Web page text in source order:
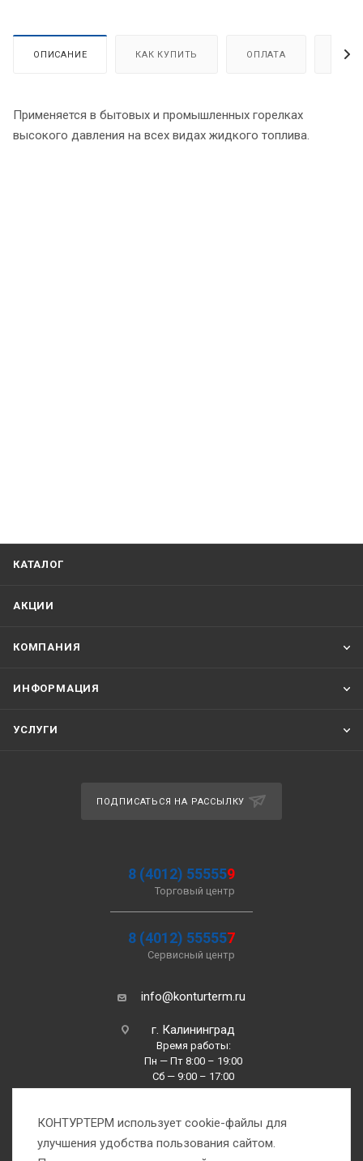
ОПИСАНИЕ КАК КУПИТЬ ОПЛАТА
Применяется в бытовых и промышленных горелках
высокого давления на всех видах жидкого топлива.
КАТАЛОГ
АКЦИИ
КОМПАНИЯ
ИНФОРМАЦИЯ
УСЛУГИ
ПОДПИСАТЬСЯ НА РАССЫЛКУ
8 (4012) 555559
Торговый центр
8 (4012) 555557
Сервисный центр
info@konturterm.ru
г. Калининград
Время работы:
Пн — Пт 8:00 – 19:00
Сб — 9:00 – 17:00
Вс —10:00 – 16:00
КОНТУРТЕРМ использует cookie-файлы для
улучшения удобства пользования сайтом.